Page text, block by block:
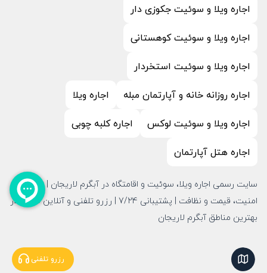
رزرو تلفنی
اجاره ویلا و سوئیت جکوزی دار
اجاره ویلا و سوئیت کوهستانی
اجاره ویلا و سوئیت استخردار
اجاره روزانه خانه و آپارتمان مبله
اجاره ویلا
اجاره ویلا و سوئیت لوکس
اجاره کلبه چوبی
اجاره هتل آپارتمان
سایت رسمی اجاره ویلا، سوئیت و اقامتگاه در آبگرم لاریجان | تضمین
امنیت، قیمت و نظافت | پشتیبانی 7/24 | رزرو تلفنی و آنلاین قطعی در
بهترین مناطق آبگرم لاریجان